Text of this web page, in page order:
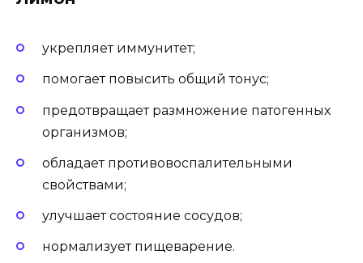
укрепляет иммунитет;
помогает повысить общий тонус;
предотвращает размножение патогенных
организмов;
обладает противовоспалительными
свойствами;
улучшает состояние сосудов;
нормализует пищеварение.